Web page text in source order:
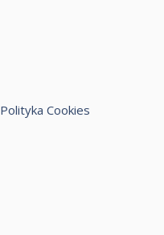
Polityka Cookies